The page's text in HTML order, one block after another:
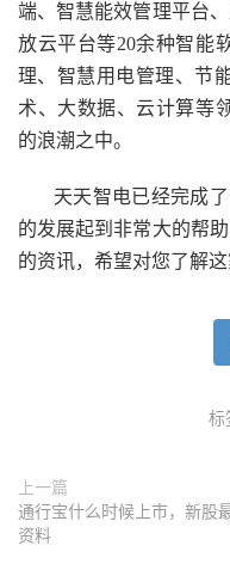
端、智慧能效管理平台
放云平台等20余种智能
理、智慧用电管理、节
术、大数据、云计算等
的浪潮之中。
天天智电已经完成
的发展起到非常大的帮
的资讯，希望对您了解这
标
上一篇
通行宝什么时候上市，新股
资料